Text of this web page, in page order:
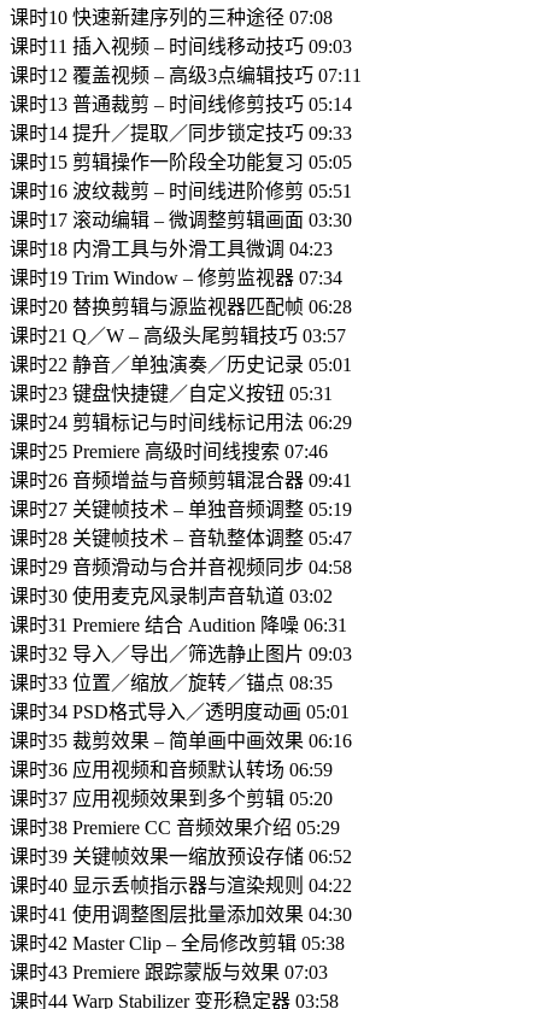
课时10 快速新建序列的三种途径 07:08
课时11 插入视频 – 时间线移动技巧 09:03
课时12 覆盖视频 – 高级3点编辑技巧 07:11
课时13 普通裁剪 – 时间线修剪技巧 05:14
课时14 提升／提取／同步锁定技巧 09:33
课时15 剪辑操作一阶段全功能复习 05:05
课时16 波纹裁剪 – 时间线进阶修剪 05:51
课时17 滚动编辑 – 微调整剪辑画面 03:30
课时18 内滑工具与外滑工具微调 04:23
课时19 Trim Window – 修剪监视器 07:34
课时20 替换剪辑与源监视器匹配帧 06:28
课时21 Q／W – 高级头尾剪辑技巧 03:57
课时22 静音／单独演奏／历史记录 05:01
课时23 键盘快捷键／自定义按钮 05:31
课时24 剪辑标记与时间线标记用法 06:29
课时25 Premiere 高级时间线搜索 07:46
课时26 音频增益与音频剪辑混合器 09:41
课时27 关键帧技术 – 单独音频调整 05:19
课时28 关键帧技术 – 音轨整体调整 05:47
课时29 音频滑动与合并音视频同步 04:58
课时30 使用麦克风录制声音轨道 03:02
课时31 Premiere 结合 Audition 降噪 06:31
课时32 导入／导出／筛选静止图片 09:03
课时33 位置／缩放／旋转／锚点 08:35
课时34 PSD格式导入／透明度动画 05:01
课时35 裁剪效果 – 简单画中画效果 06:16
课时36 应用视频和音频默认转场 06:59
课时37 应用视频效果到多个剪辑 05:20
课时38 Premiere CC 音频效果介绍 05:29
课时39 关键帧效果一缩放预设存储 06:52
课时40 显示丢帧指示器与渲染规则 04:22
课时41 使用调整图层批量添加效果 04:30
课时42 Master Clip – 全局修改剪辑 05:38
课时43 Premiere 跟踪蒙版与效果 07:03
课时44 Warp Stabilizer 变形稳定器 03:58